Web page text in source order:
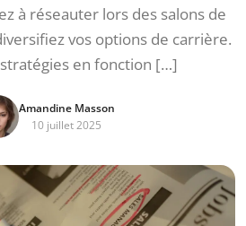
à réseauter lors des salons de
vos options de carrière.
en fonction […]
Amandine Masson
10 juillet 2025